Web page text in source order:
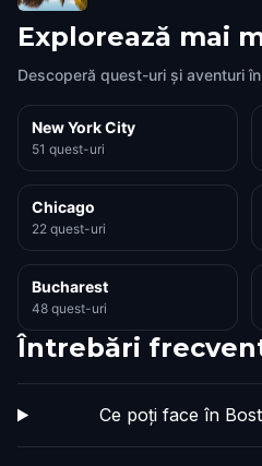
Explorează mai
Descoperă quest-uri și aventuri
New York City
51 quest-uri
Chicago
22 quest-uri
Bucharest
48 quest-uri
Întrebări
Ce poți face în